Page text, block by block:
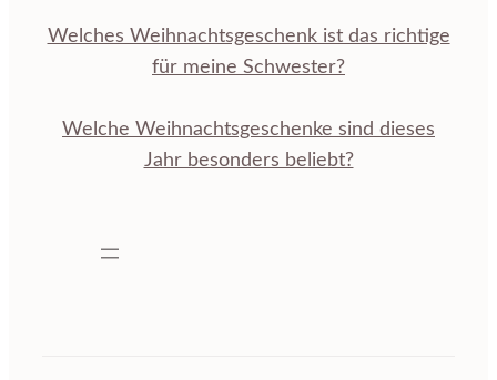
Welches Weihnachtsgeschenk ist das richtige
für meine Schwester?
Welche Weihnachtsgeschenke sind dieses
Jahr besonders beliebt?